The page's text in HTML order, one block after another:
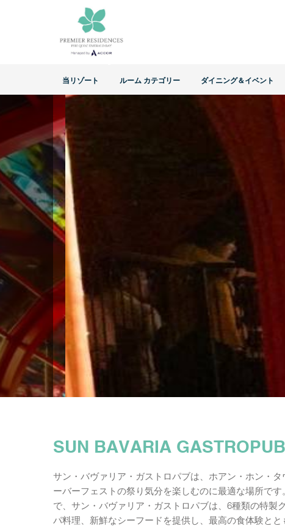
当リゾート ルーム カテゴリー ダイニング＆イベント
SUN BAVARIA
サン・バヴァリア・ガストロパブは、ホアン・ホン・
ーバーフェストの祭り気分を楽しむのに最適な場所で
で、サン・バヴァリア・ガストロパブは、6種類の特製
パ料理、新鮮なシーフードを提供し、最高の食体験と